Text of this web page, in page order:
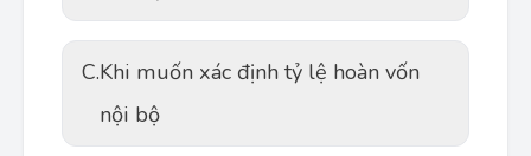
C.Khi muốn xác định tỷ lệ hoàn vốn
nội bộ